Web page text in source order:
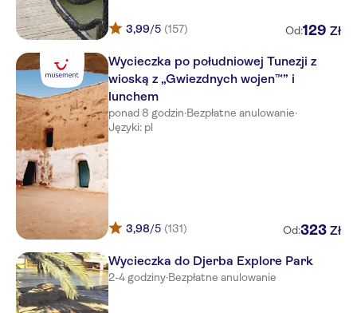
Caribbean World Thalasso
Djerba
Club Calimera Yati Beach
SENTIDO CESAR THALASSO
Ksar Djerba
ROBINSON Djerba Bahiya
Riu Palace Royal Garden
Hotel Club Palm Azur
Jerba Sun Club
Radisson Blu Palace Resort &
Thalasso
3,99/5 (157) Od:129 Zł
Wycieczka po południowej Tunezji z
wioską z „Gwiezdnych wojen™” i
lunchem
ponad 8 godzin·Bezpłatne anulowanie·
Języki: pl
3,98/5 (131) Od:323 Zł
Wycieczka do Djerba Explore Park
2-4 godziny·Bezpłatne anulowanie